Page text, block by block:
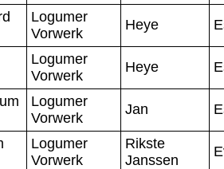
Logumer
Vorwerk
Heye
Logumer
Vorwerk
Heye
Logumer
Vorwerk
Jan
Logumer
Vorwerk
Rikste
Janssen